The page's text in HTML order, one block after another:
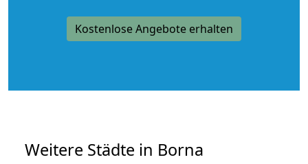
Kostenlose Angebote erhalten
Weitere Städte in Borna